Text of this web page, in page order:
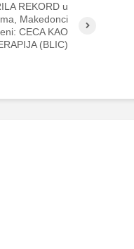
REKORD u
Makedonci
CECA KAO
(BLIC)